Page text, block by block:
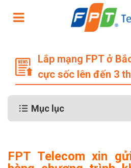
Lắp mạng FPT ở
cực sốc lên đến 3
Mục lục
FPT Telecom xin